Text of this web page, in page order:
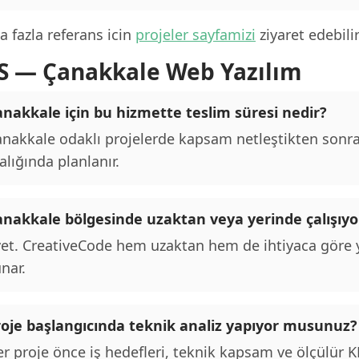
fazla referans icin projeler sayfamizi ziyaret
— Çanakkale Web Yazılım
için bu hizmette teslim süresi nedir?
odaklı projelerde kapsam netleştikten
planlanır.
bölgesinde uzaktan veya yerinde
CreativeCode hem uzaktan hem de ihtiyaca
başlangıcında teknik analiz yapıyor musunuz?
proje önce iş hedefleri, teknik kapsam ve ölçülür